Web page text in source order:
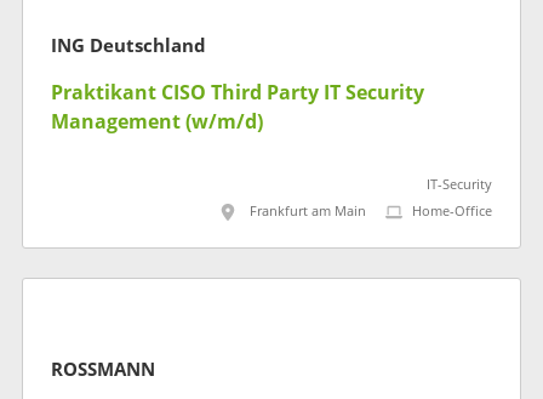
ING Deutschland
Praktikant CISO Third Party IT Security
Management (w/m/d)
IT-Security
Frankfurt am Main
Home-Office
ROSSMANN